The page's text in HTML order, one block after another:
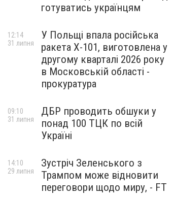
готуватись українцям
У Польщі впала російська
ракета X-101, виготовлена у
другому кварталі 2026 року
в Московській області -
прокуратура
12:14
31 липня
ДБР проводить обшуки у
понад 100 ТЦК по всій
Україні
09:10
31 липня
Зустріч Зеленського з
Трампом може відновити
переговори щодо миру, - FT
14:10
29 липня